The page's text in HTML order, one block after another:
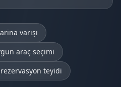
varışı
araç seçimi
teyidi